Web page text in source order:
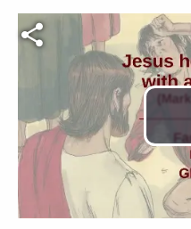
Fichier vidéo